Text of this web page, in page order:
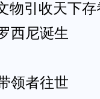
引收天下存
尼诞生
者往世